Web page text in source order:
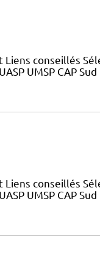
Liens conseillés
UMSP CAP
Liens conseillés
UMSP CAP